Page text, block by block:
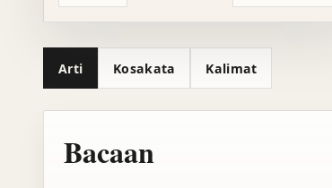
Arti Kosakata Kalimat
Bacaan